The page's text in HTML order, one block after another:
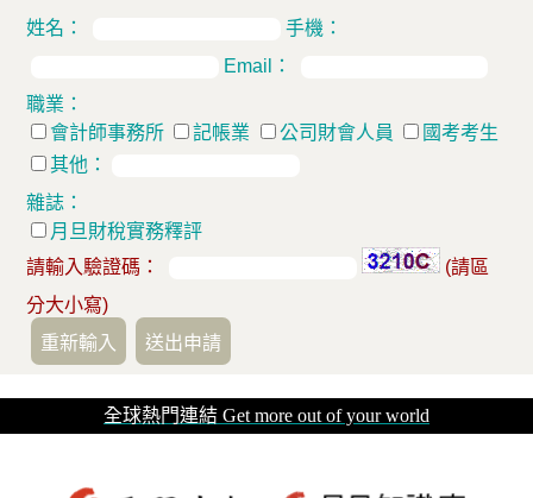
姓名：
手機：
Email：
職業：
會計師事務所
記帳業 公司財會人員
國考考生
其他：
雜誌：
月旦財稅實務釋評
請輸入驗證碼：
(請區
分大小寫)
全球熱門連結 Get more out of your world